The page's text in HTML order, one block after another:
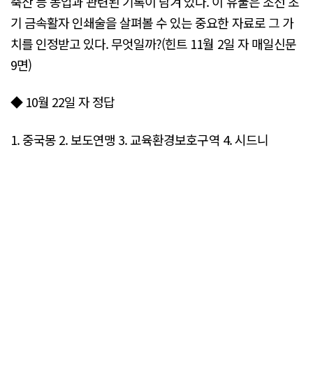
기 금속활자 인쇄술을 살펴볼 수 있는 중요한 자료로 그 가
치를 인정받고 있다. 무엇일까?(힌트 11월 2일 자 매일신문
9면)
◆ 10월 22일 자 정답
1. 중국몽 2. 보도연맹 3. 교육환경보호구역 4. 시드니